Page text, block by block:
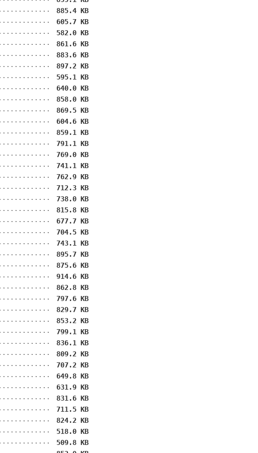
885.4 KB
605.7 KB
582.0 KB
861.6 KB
883.6 KB
897.2 KB
595.1 KB
640.0 KB
858.0 KB
869.5 KB
604.6 KB
859.1 KB
791.1 KB
769.0 KB
741.1 KB
762.9 KB
712.3 KB
738.0 KB
815.8 KB
677.7 KB
704.5 KB
743.1 KB
895.7 KB
875.6 KB
914.6 KB
862.8 KB
797.6 KB
829.7 KB
853.2 KB
799.1 KB
836.1 KB
809.2 KB
707.2 KB
649.8 KB
631.9 KB
831.6 KB
711.5 KB
824.2 KB
518.0 KB
509.8 KB